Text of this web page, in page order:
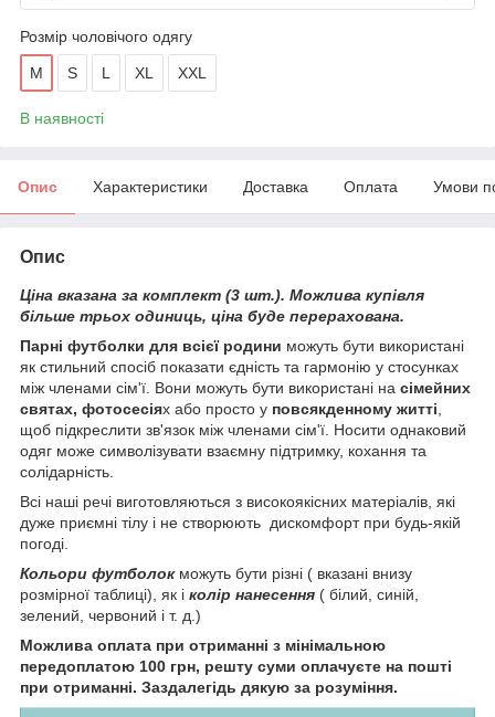
Розмір чоловічого одягу
M S L XL XXL
В наявності
Опис Характеристики Доставка Оплата Умови
Опис
Ціна вказана за комплект (3 шт.). Можлива купівля
більше трьох одиниць, ціна буде перерахована.
Парні футболки для всієї родини можуть бути використані
як стильний спосіб показати єдність та гармонію у стосунках
між членами сім'ї. Вони можуть бути використані на сімейних
святах, фотосесіях або просто у повсякденному житті
щоб підкреслити зв'язок між членами сім'ї. Носити однаковий
одяг може символізувати взаємну підтримку, кохання та
солідарність.
Всі наші речі виготовляються з високоякісних матеріалів, які
дуже приємні тілу і не створюють дискомфорт при будь-якій
погоді.
Кольори футболокможуть бути різні ( вказані внизу
розмірної таблиці), як і колір нанесення ( білий, синій,
зелений, червоний і т. д.)
Можлива оплата при отриманні з мінімальною
передоплатою 100 грн, решту суми оплачуєте на пошті
при отриманні. Заздалегідь дякую за розуміння.